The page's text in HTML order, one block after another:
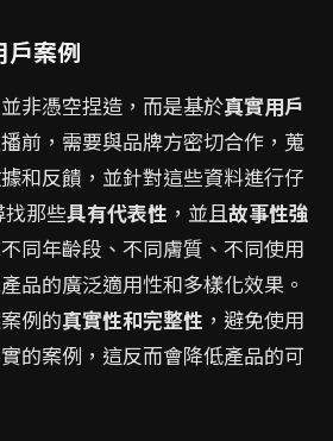
戶案例
非憑空捏造，而是基於真實用戶
播前，需要與品牌方密切合作，蒐
和反饋，並針對這些資料進行仔
那些具有代表性 ，並且故事性強
同年齡段、不同膚質、不同使用
品的廣泛適用性和多樣化效果。
例的真實性和完整性 ，避免使用
的案例，這反而會降低產品的可